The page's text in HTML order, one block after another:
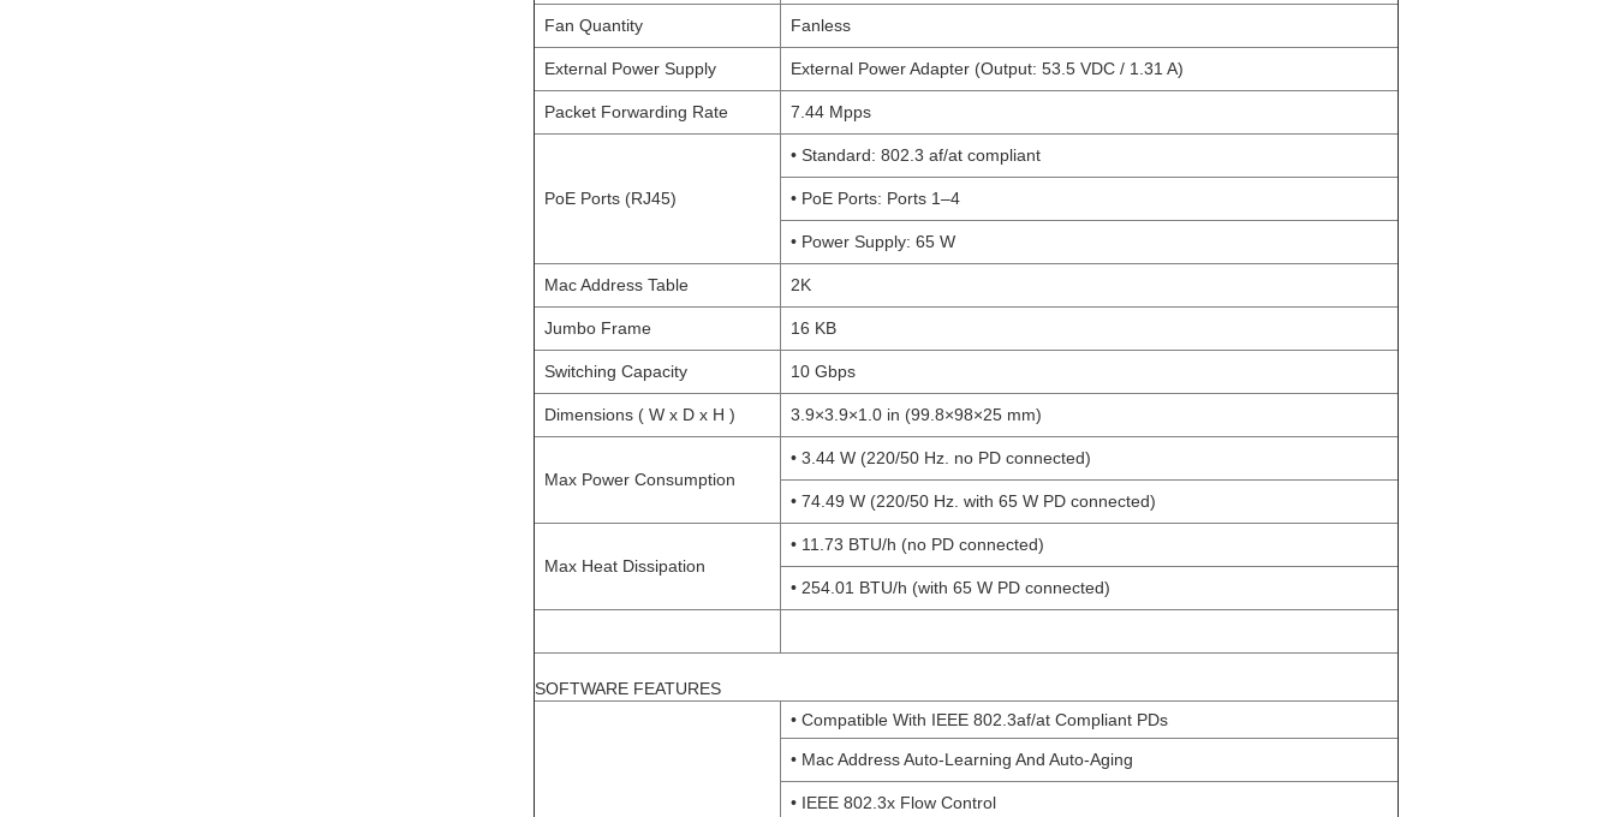
Fan Quantity Fanless
External Power Supply External Power Adapter (Output: 53.5 VDC / 1.31 A)
Packet Forwarding Rate 7.44 Mpps
PoE Ports (RJ45)
• Standard: 802.3 af/at compliant
• PoE Ports: Ports 1–4
• Power Supply: 65 W
Mac Address Table 2K
Jumbo Frame 16 KB
Switching Capacity 10 Gbps
Dimensions ( W x D x H ) 3.9×3.9×1.0 in (99.8×98×25 mm)
Max Power Consumption
• 3.44 W (220/50 Hz. no PD connected)
• 74.49 W (220/50 Hz. with 65 W PD connected)
Max Heat Dissipation
• 11.73 BTU/h (no PD connected)
• 254.01 BTU/h (with 65 W PD connected)
SOFTWARE FEATURES
• Compatible With IEEE 802.3af/at Compliant PDs
• Mac Address Auto-Learning And Auto-Aging
• IEEE 802.3x Flow Control